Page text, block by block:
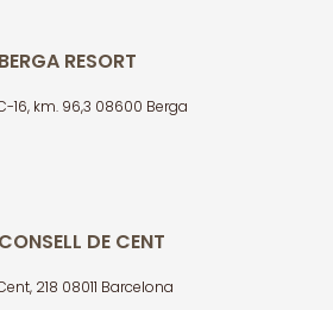
RESORT
16, km. 96,3 08600 Berga
DE CENT
218 08011 Barcelona